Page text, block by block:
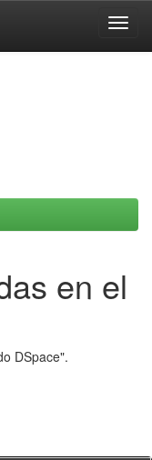
en el
DSpace".